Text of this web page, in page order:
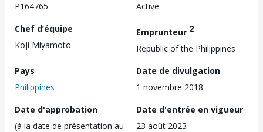
P164765
Active
Chef d’équipe
Koji Miyamoto
Emprunteur 2
Republic of the Philippines
Pays
Philippines
Date de divulgation
1 novembre 2018
Date d'approbation
(à la date de présentation au
Date d'entrée en vigueur
23 août 2023